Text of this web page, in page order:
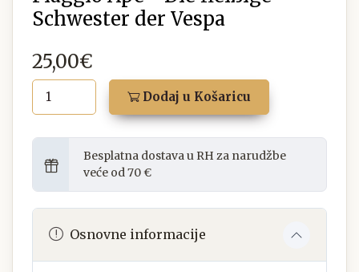
Schwester der Vespa
25,00€
Dodaj u Košaricu
Besplatna dostava u RH za narudžbe
veće od 70 €
Osnovne informacije